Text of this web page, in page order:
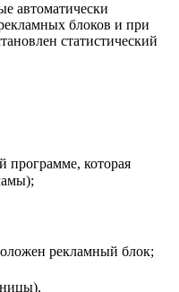
автоматически
блоков и при
статистический
программе, которая
рекламный блок;